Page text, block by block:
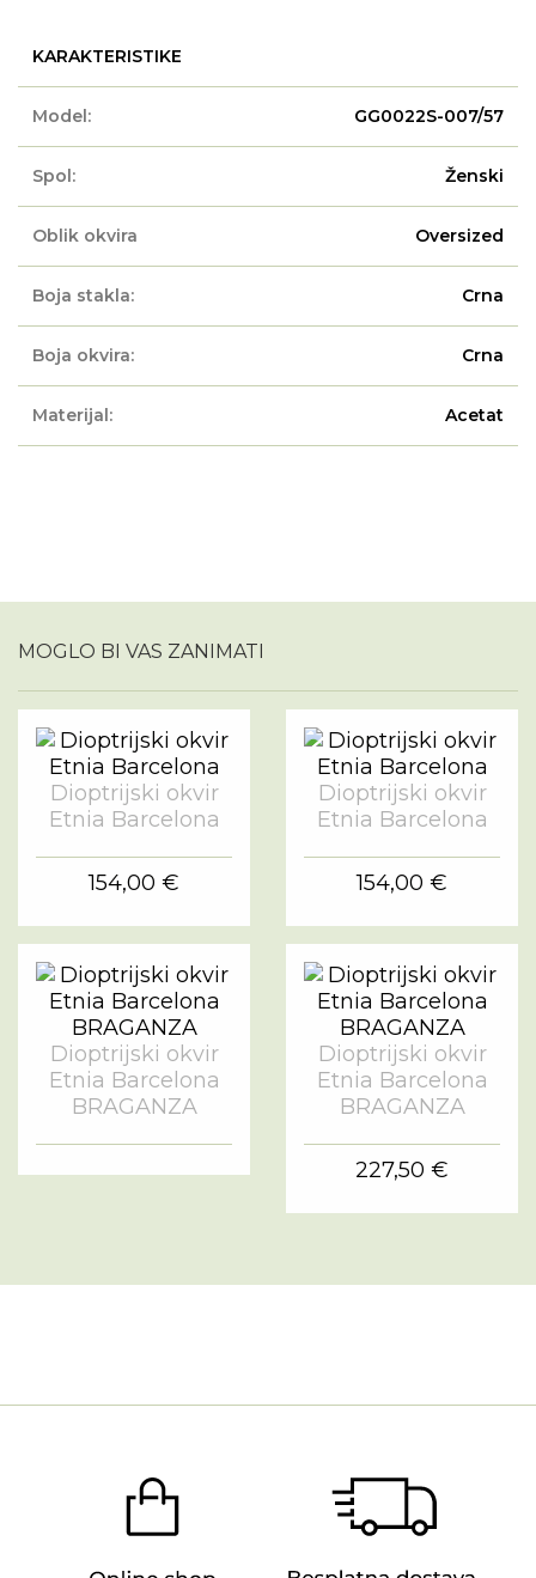
KARAKTERISTIKE
Model: GG0022S-007/57
Spol: Ženski
Oblik okvira Oversized
Boja stakla: Crna
Boja okvira: Crna
Materijal: Acetat
MOGLO BI VAS ZANIMATI
Dioptrijski okvir
Etnia Barcelona
154,00 €
Dioptrijski okvir
Etnia Barcelona
154,00 €
Dioptrijski okvir
Etnia Barcelona
BRAGANZA
Dioptrijski okvir
Etnia Barcelona
BRAGANZA
227,50 €